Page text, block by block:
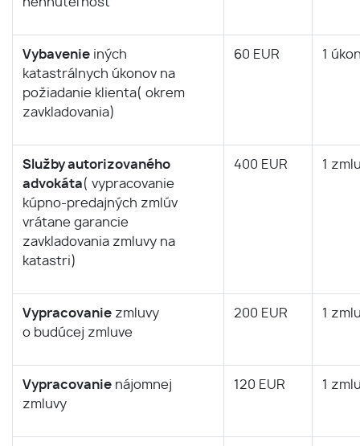
Vybavenie iných
katastrálnych úkonov na
požiadanie klienta( okrem
zavkladovania)
60 EUR 1
Služby autorizovaného
advokáta( vypracovanie
kúpno-predajných zmlúv
vrátane garancie
zavkladovania zmluvy na
katastri)
400 EUR 1
Vypracovanie zmluvy
o budúcej zmluve
200 EUR 1
Vypracovanie nájomnej
zmluvy
120 EUR 1